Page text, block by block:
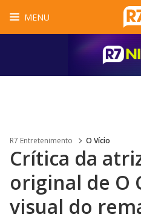
MENU
R7 Entretenimento O Vício
Crítica da
original de O
visual do